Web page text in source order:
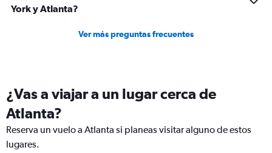
York y Atlanta?
Ver más preguntas frecuentes
¿Vas a viajar a un lugar cerca de
Atlanta?
Reserva un vuelo a Atlanta si planeas visitar alguno de estos
lugares.